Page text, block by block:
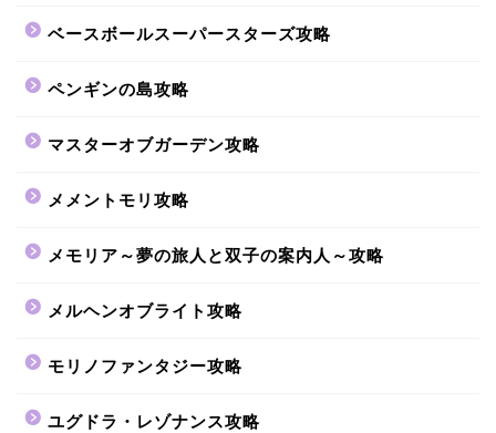
ベースボールスーパースターズ攻略
ペンギンの島攻略
マスターオブガーデン攻略
メメントモリ攻略
メモリア～夢の旅人と双子の案内人～攻略
メルヘンオブライト攻略
モリノファンタジー攻略
ユグドラ・レゾナンス攻略